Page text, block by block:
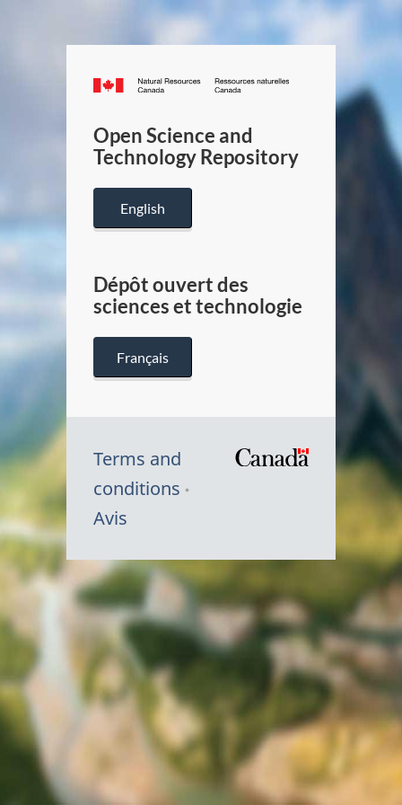
Canada.ca
/
Canada
Open Science and
Technology Repository
English
Dépôt ouvert des
sciences et technologie
Français
Terms and
conditions
Avis
Canada